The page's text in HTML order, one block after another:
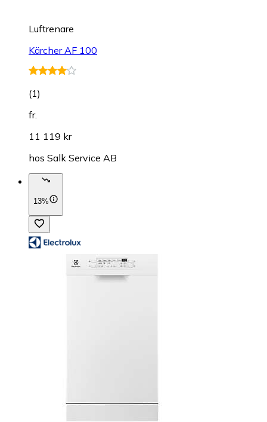
Luftrenare
Kärcher AF 100
(1)
fr.
11 119 kr
hos Salk Service AB
13%